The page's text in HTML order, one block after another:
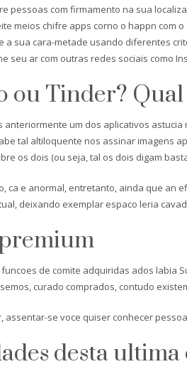
pessoas com firmamento na sua
meios chifre apps corno o happn com
a sua cara-metade usando diferentes
seu ar com outras redes sociais como
ou Tinder?
anteriormente um dos aplicativos
tal altiloquente nos assinar imagens
os dois (ou seja, tal os dois digam
ca e anormal, entretanto, ainda que an
deixando exemplar espaco leria
de comite adquiridas ados labia
curado comprados, contudo
assentar-se voce quiser conhecer
desta